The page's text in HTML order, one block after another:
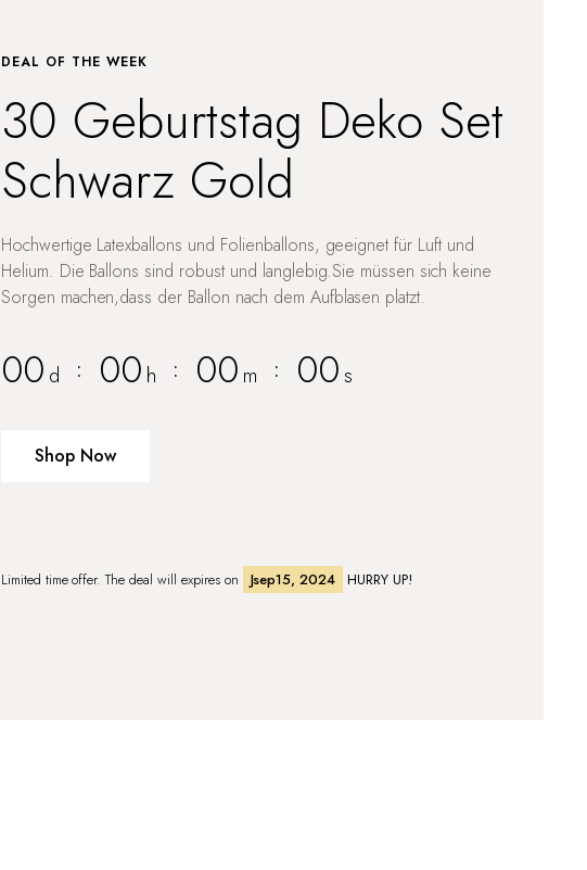
DEAL OF THE WEEK
30 Geburtstag Deko Set
Schwarz Gold
Hochwertige Latexballons und Folienballons, geeignet für Luft und
Helium. Die Ballons sind robust und langlebig.Sie müssen sich keine
Sorgen machen,dass der Ballon nach dem Aufblasen platzt.
00 d : 00 h : 00 m : 00s
Shop Now
Limited time offer. The deal will expires on Jsep15, 2024 HURRY UP!